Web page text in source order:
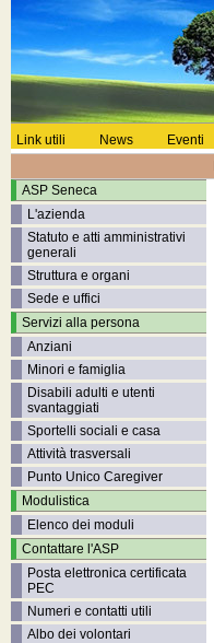
Link utili News Eventi
ASP Seneca
L'azienda
Statuto e atti amministrativi
generali
Struttura e organi
Sede e uffici
Servizi alla persona
Anziani
Minori e famiglia
Disabili adulti e utenti
svantaggiati
Sportelli sociali e casa
Attività trasversali
Punto Unico Caregiver
Modulistica
Elenco dei moduli
Contattare l'ASP
Posta elettronica certificata
PEC
Numeri e contatti utili
Albo dei volontari